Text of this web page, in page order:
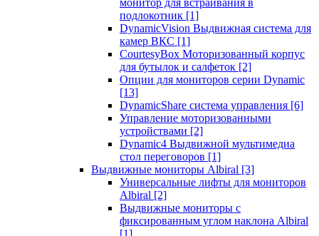
монитор для встраивания в
подлокотник [1]
DynamicVision Выдвижная система для
камер ВКС [1]
CourtesyBox Моторизованный корпус
для бутылок и салфеток [2]
Опции для мониторов серии Dynamic
[13]
DynamicShare система управления [6]
Управление моторизованными
устройствами [2]
Dynamic4 Выдвижной мультимедиа
стол переговоров [1]
Выдвижные мониторы Albiral [3]
Универсальные лифты для мониторов
Albiral [2]
Выдвижные мониторы с
фиксированным углом наклона Albiral
[1]